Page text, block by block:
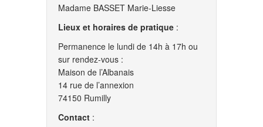
Madame BASSET Marie-Liesse
Lieux et horaires de pratique :
Permanence le lundi de 14h à 17h ou
sur rendez-vous :
Maison de l’Albanais
14 rue de l’annexion
74150 Rumilly
Contact :